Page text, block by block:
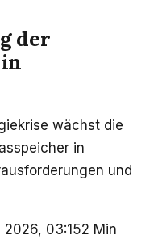
der
wächst die
in
und
2026, 03:152 Min